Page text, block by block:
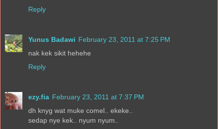
Reply
Yunus Badawi February 23, 2011 at 7:25 PM
nak kek sikit hehehe
Reply
ezy.fia February 23, 2011 at 7:37 PM
dh knyg wat muke comel.. ekeke..
sedap nye kek.. nyum nyum..